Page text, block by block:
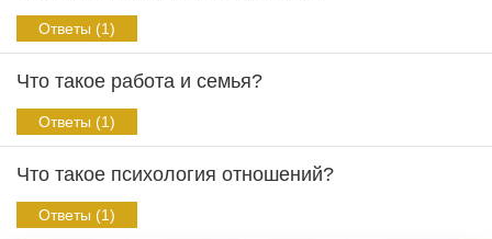
Ответы (1)
Что такое работа и семья?
Ответы (1)
Что такое психология отношений?
Ответы (1)